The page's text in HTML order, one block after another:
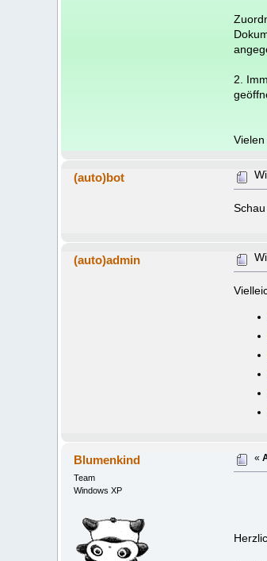
2.
(auto)bot
(auto)admin
Blumenkind
Team
Windows XP
«